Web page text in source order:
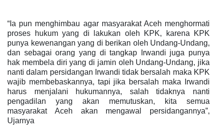
“Ia pun menghimbau agar masyarakat Aceh menghormati
proses hukum yang di lakukan oleh KPK, karena KPK
punya kewenangan yang di berikan oleh Undang-Undang,
dan sebagai orang yang di tangkap Irwandi juga punya
hak membela diri yang di jamin oleh Undang-Undang, jika
nanti dalam persidangan Irwandi tidak bersalah maka KPK
wajib membebaskannya, tapi jika bersalah maka Irwandi
harus menjalani hukumannya, salah tidaknya nanti
pengadilan yang akan memutuskan, kita semua
masyarakat Aceh akan mengawal persidangannya”,
Ujarnya